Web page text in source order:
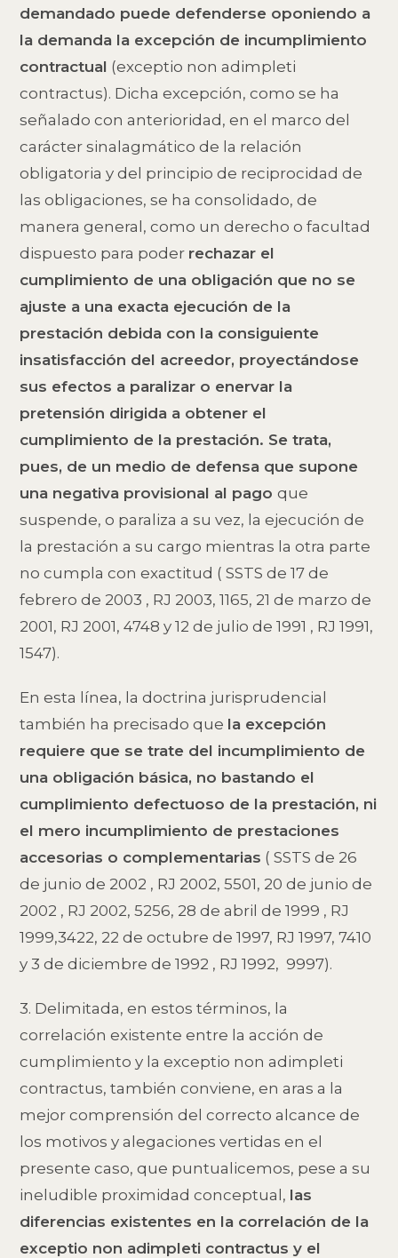
demandado puede defenderse oponiendo a
la demanda la excepción de incumplimiento
contractual (exceptio non adimpleti
contractus). Dicha excepción, como se ha
señalado con anterioridad, en el marco del
carácter sinalagmático de la relación
obligatoria y del principio de reciprocidad de
las obligaciones, se ha consolidado, de
manera general, como un derecho o facultad
dispuesto para poder rechazar el
cumplimiento de una obligación que no se
ajuste a una exacta ejecución de la
prestación debida con la consiguiente
insatisfacción del acreedor, proyectándose
sus efectos a paralizar o enervar la
pretensión dirigida a obtener el
cumplimiento de la prestación. Se trata,
pues, de un medio de defensa que supone
una negativa provisional al pagoque
suspende, o paraliza a su vez, la ejecución de
la prestación a su cargo mientras la otra parte
no cumpla con exactitud ( SSTS de 17 de
febrero de 2003 , RJ 2003, 1165, 21 de marzo de
2001, RJ 2001, 4748 y 12 de julio de 1991 , RJ 1991,
1547).
En esta línea, la doctrina jurisprudencial
también ha precisado que la excepción
requiere que se trate del incumplimiento de
una obligación básica, no bastando el
cumplimiento defectuoso de la prestación, ni
el mero incumplimiento de prestaciones
accesorias o complementarias ( SSTS de 26
de junio de 2002 , RJ 2002, 5501, 20 de junio de
2002 , RJ 2002, 5256, 28 de abril de 1999 , RJ
1999,3422, 22 de octubre de 1997, RJ 1997, 7410
y 3 de diciembre de 1992 , RJ 1992, 9997).
3. Delimitada, en estos términos, la
correlación existente entre la acción de
cumplimiento y la exceptio non adimpleti
contractus, también conviene, en aras a la
mejor comprensión del correcto alcance de
los motivos y alegaciones vertidas en el
presente caso, que puntualicemos, pese a su
ineludible proximidad conceptual, las
diferencias existentes en la correlación de la
exceptio non adimpleti contractus y el